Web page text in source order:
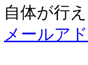
自体が行
メールア